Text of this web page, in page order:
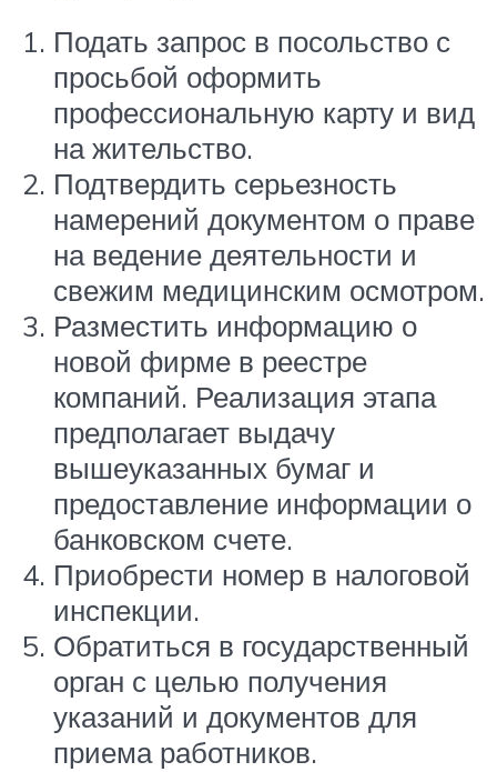
Подать запрос в посольство с
просьбой оформить
профессиональную карту и вид
на жительство.
Подтвердить серьезность
намерений документом о праве
на ведение деятельности и
свежим медицинским осмотром.
Разместить информацию о
новой фирме в реестре
компаний. Реализация этапа
предполагает выдачу
вышеуказанных бумаг и
предоставление информации о
банковском счете.
Приобрести номер в налоговой
инспекции.
Обратиться в государственный
орган с целью получения
указаний и документов для
приема работников.